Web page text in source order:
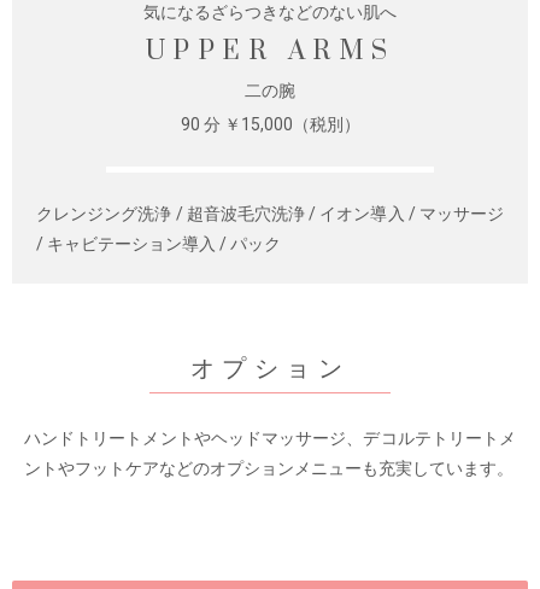
気になるざらつきなどのない肌へ
UPPER ARMS
二の腕
90 分 ￥15,000（税別）
クレンジング洗浄 / 超音波毛穴洗浄 / イオン導入 / マッサージ
/ キャビテーション導入 / パック
オプション
ハンドトリートメントやヘッドマッサージ、デコルテトリートメ
ントやフットケアなどのオプションメニューも充実しています。